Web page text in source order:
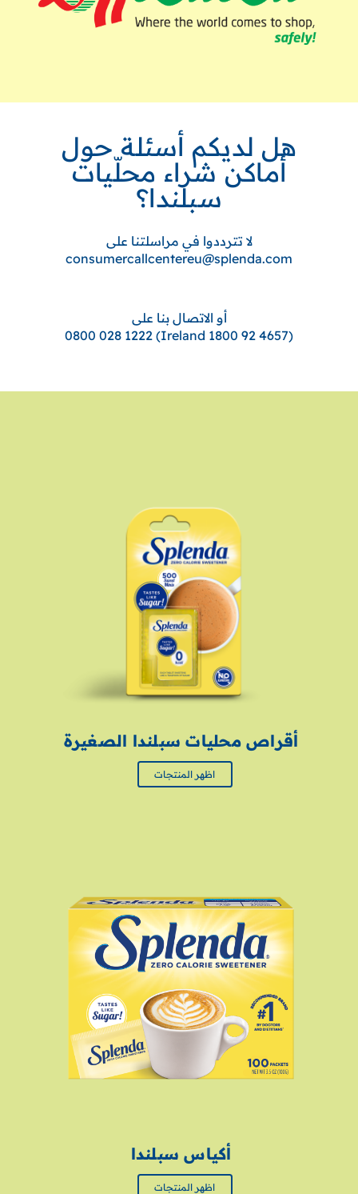
هل لديكم أسئلة حول
أماكن شراء محلّيات
سبلندا؟
لا تترددوا في مراسلتنا على
consumercallcentereu@splenda.com
أو الاتصال بنا على
(Ireland 1800 92 4657) 0800 028 1222
أقراص محليات سبلندا الصغيرة
اظهر المنتجات
أكياس سبلندا
اظهر المنتجات